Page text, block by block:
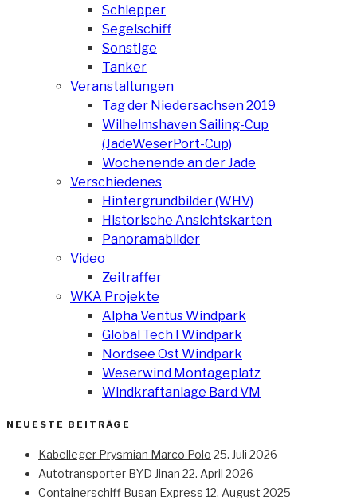
Schlepper
Segelschiff
Sonstige
Tanker
Veranstaltungen
Tag der Niedersachsen 2019
Wilhelmshaven Sailing-Cup
(JadeWeserPort-Cup)
Wochenende an der Jade
Verschiedenes
Hintergrundbilder (WHV)
Historische Ansichtskarten
Panoramabilder
Video
Zeitraffer
WKA Projekte
Alpha Ventus Windpark
Global Tech I Windpark
Nordsee Ost Windpark
Weserwind Montageplatz
Windkraftanlage Bard VM
NEUESTE BEITRÄGE
Kabelleger Prysmian Marco Polo 25. Juli 2026
Autotransporter BYD Jinan 22. April 2026
Containerschiff Busan Express 12. August 2025